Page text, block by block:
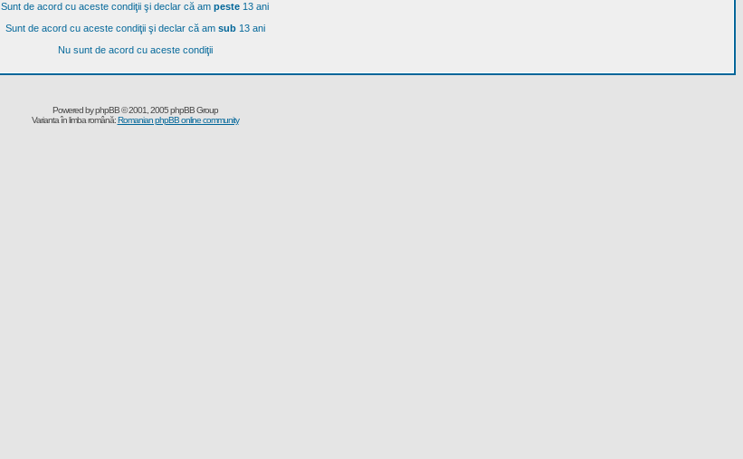
Sunt de acord cu aceste condiţii şi declar că am peste 13 ani
Sunt de acord cu aceste condiţii şi declar că am sub13 ani
Nu sunt de acord cu aceste condiţii
Powered byphpBB© 2001, 2005 phpBB Group
Varianta în limba română:Romanian phpBB online community